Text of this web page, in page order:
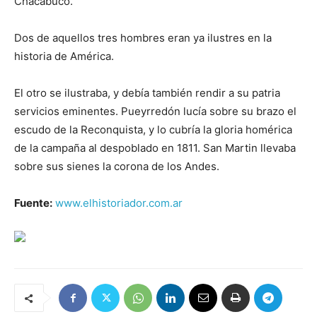
Dos de aquellos tres hombres eran ya ilustres en la
historia de América.
El otro se ilustraba, y debía también rendir a su patria
servicios eminentes. Pueyrredón lucía sobre su brazo el
escudo de la Reconquista, y lo cubría la gloria homérica
de la campaña al despoblado en 1811. San Martin llevaba
sobre sus sienes la corona de los Andes.
Fuente: www.elhistoriador.com.ar